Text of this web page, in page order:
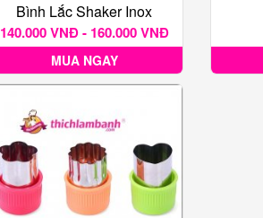
Bình Lắc Shaker Inox
140.000 VNĐ - 160.000 VNĐ
MUA NGAY